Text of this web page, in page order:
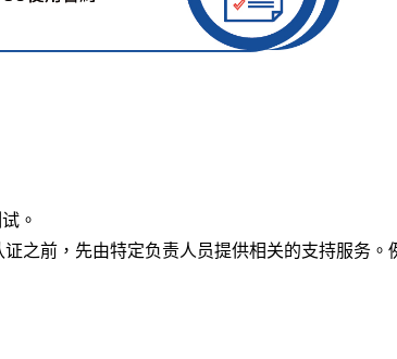
。
之前，先由特定负责人员提供相关的支持服务。